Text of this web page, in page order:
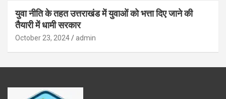
युवा नीति के तहत उत्तराखंड में युवाओं को भत्ता दिए जाने की
तैयारी में धामी सरकार
October 23, 2024 admin